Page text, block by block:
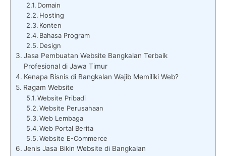
Domain
Hosting
Konten
Bahasa Program
Design
Jasa Pembuatan Website Bangkalan Terbaik
Profesional di Jawa Timur
Kenapa Bisnis di Bangkalan Wajib Memiliki Web?
Ragam Website
Website Pribadi
Website Perusahaan
Web Lembaga
Web Portal Berita
Website E-Commerce
Jenis Jasa Bikin Website di Bangkalan